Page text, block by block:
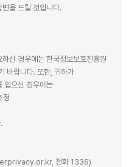
을 드릴 것입니다.
신 경우에는 한국정보보호진흥원
바랍니다. 또한, 귀하가
입으신 경우에는
정
전화 1336)